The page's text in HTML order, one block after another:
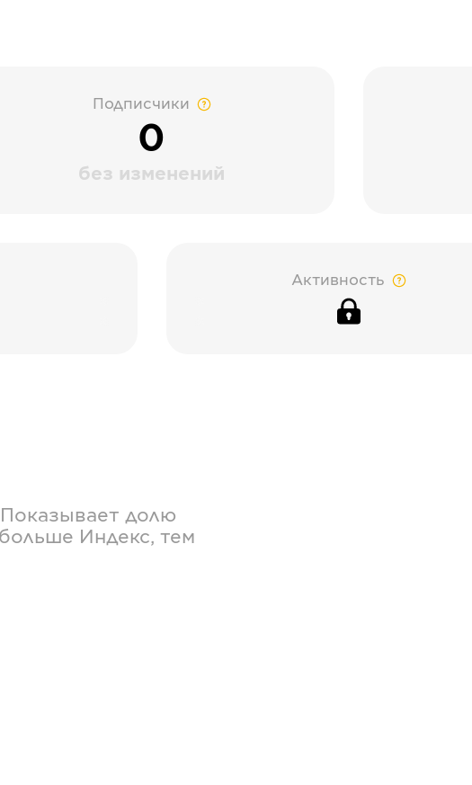
Подписчики
0
без изменений
Активность
долю
Индекс, тем